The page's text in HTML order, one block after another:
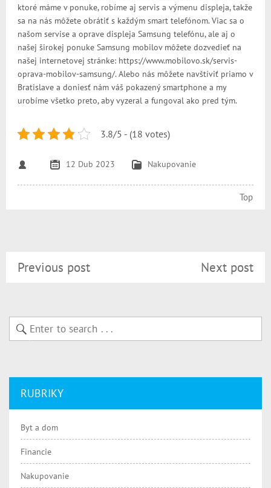
ktoré máme v ponuke, robíme aj servis a výmenu displeja, takže
sa na nás môžete obrátiť s každým smart telefónom. Viac sa o
našom servise a oprave displeja Samsung telefónu, ale aj o
našej širokej ponuke Samsung mobilov môžete dozvedieť na
našej internetovej stránke: https://www.mobilovo.sk/servis-
oprava-mobilov-samsung/. Alebo nás môžete navštíviť priamo v
Bratislave a doniesť nám váš pokazený smartphone a my
urobíme všetko preto, aby vyzeral a fungoval ako pred tým.
3.8/5 - (18 votes)
12 Dub 2023 Nakupovanie
Top
Next post
Previous post
RUBRIKY
Byt a dom
Financie
Nakupovanie